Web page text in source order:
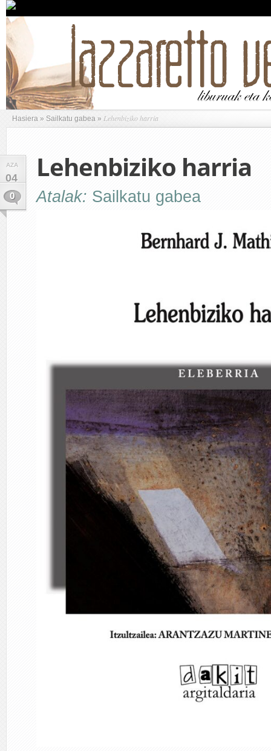
Hasiera » Sailkatu gabea » Lehenbiziko harria
AZA
04
0
Lehenbiziko harria
Atalak: Sailkatu gabea